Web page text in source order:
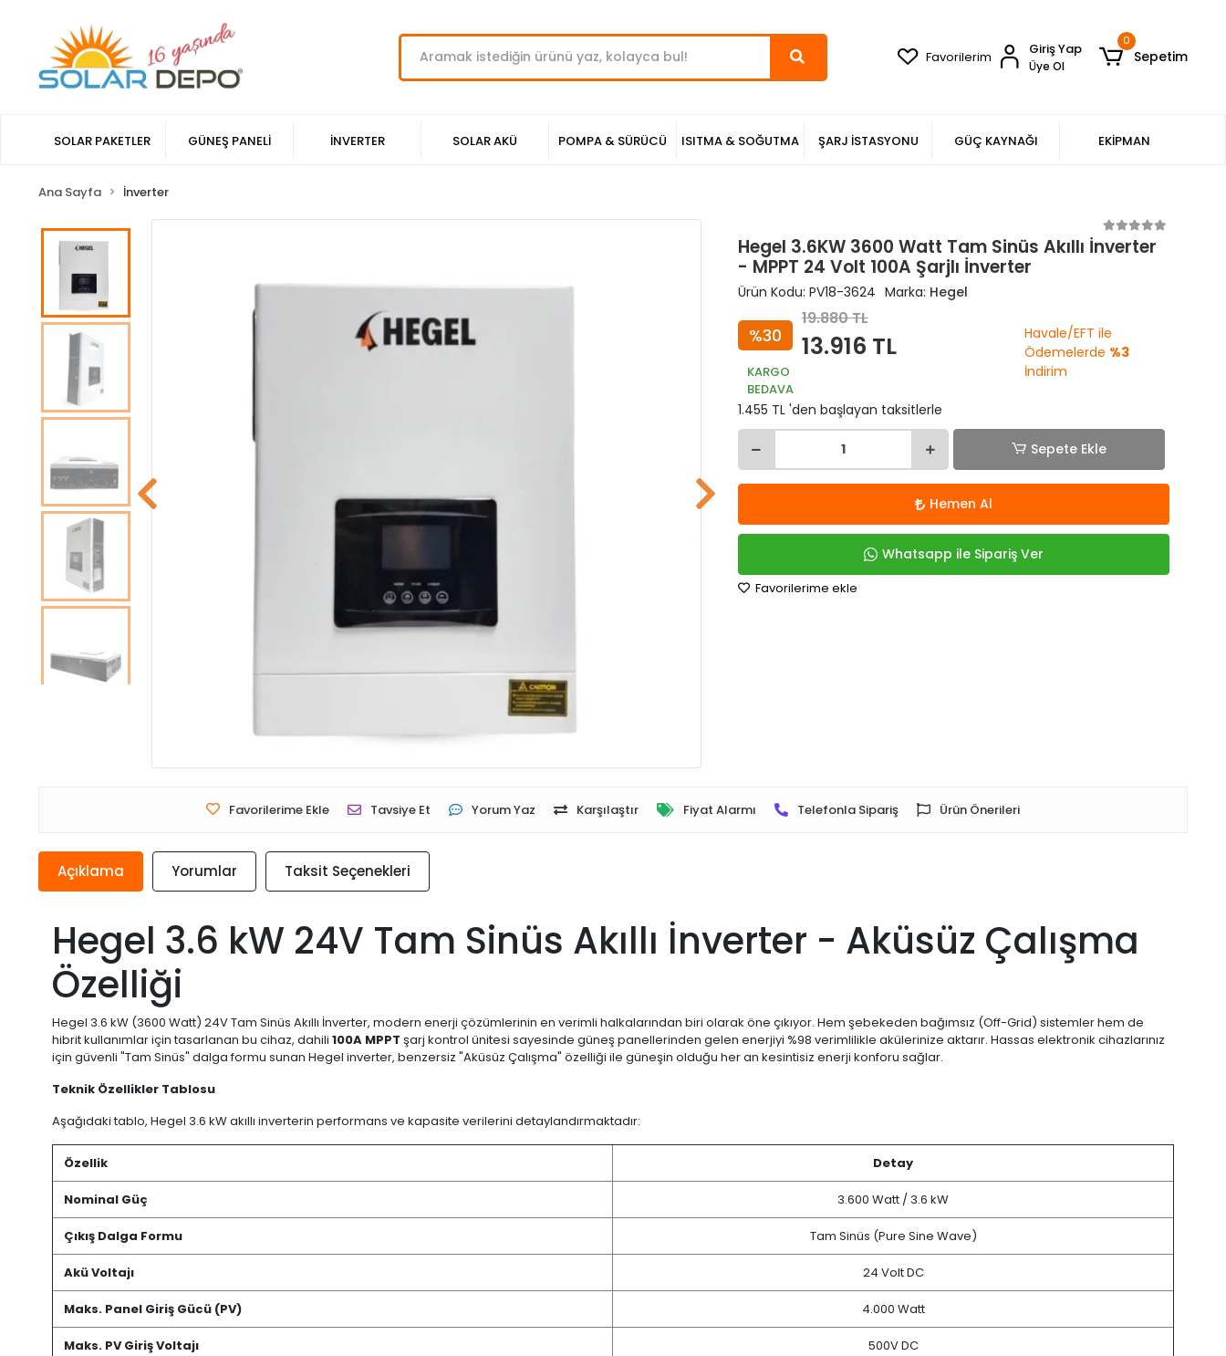
Favorilerim Giriş Yap
Üye Ol
0
Sepetim
SOLAR PAKETLER GÜNEŞ PANELİ İNVERTER SOLAR AKÜ POMPA & SÜRÜCÜ ISITMA & SOĞUTMA ŞARJ İSTASYONU GÜÇ KAYNAĞI EKİPMAN
Ana Sayfa İnverter
Hegel 3.6KW 3600 Watt Tam Sinüs Akıllı İnverter
- MPPT 24 Volt 100A Şarjlı İnverter
Ürün Kodu: PV18-3624 Marka: Hegel
%30
19.880 TL
13.916 TL
KARGO
BEDAVA
Havale/EFT ile
Ödemelerde %3
İndirim
1.455 TL 'den başlayan taksitlerle
Sepete Ekle
Hemen Al
Whatsapp ile Sipariş Ver
Favorilerime ekle
Favorilerime Ekle Tavsiye Et Yorum Yaz Karşılaştır Fiyat Alarmı Telefonla Sipariş Ürün Önerileri
Açıklama Yorumlar Taksit Seçenekleri
Hegel 3.6 kW 24V Tam Sinüs Akıllı İnverter - Aküsüz Çalışma
Özelliği
Hegel 3.6 kW (3600 Watt) 24V Tam Sinüs Akıllı İnverter, modern enerji çözümlerinin en verimli halkalarından biri olarak öne çıkıyor. Hem şebekeden bağımsız (Off-Grid) sistemler hem de
hibrit kullanımlar için tasarlanan bu cihaz, dahili 100A MPPT şarj kontrol ünitesi sayesinde güneş panellerinden gelen enerjiyi %98 verimlilikle akülerinize aktarır. Hassas elektronik cihazlarınız
için güvenli "Tam Sinüs" dalga formu sunan Hegel inverter, benzersiz "Aküsüz Çalışma" özelliği ile güneşin olduğu her an kesintisiz enerji konforu sağlar.
Teknik Özellikler Tablosu
Aşağıdaki tablo, Hegel 3.6 kW akıllı inverterin performans ve kapasite verilerini detaylandırmaktadır:
Özellik Detay
Nominal Güç 3.600 Watt / 3.6 kW
Çıkış Dalga Formu Tam Sinüs (Pure Sine Wave)
Akü Voltajı 24 Volt DC
Maks. Panel Giriş Gücü (PV) 4.000 Watt
Maks. PV Giriş Voltajı 500V DC